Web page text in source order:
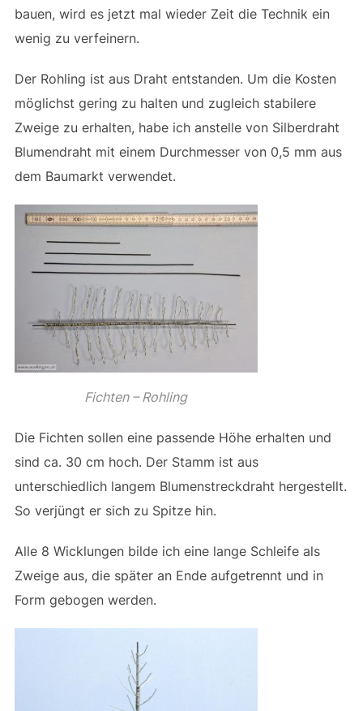
bauen, wird es jetzt mal wieder Zeit die Technik ein
wenig zu verfeinern.
Der Rohling ist aus Draht entstanden. Um die Kosten
möglichst gering zu halten und zugleich stabilere
Zweige zu erhalten, habe ich anstelle von Silberdraht
Blumendraht mit einem Durchmesser von 0,5 mm aus
dem Baumarkt verwendet.
Fichten – Rohling
Die Fichten sollen eine passende Höhe erhalten und
sind ca. 30 cm hoch. Der Stamm ist aus
unterschiedlich langem Blumenstreckdraht hergestellt.
So verjüngt er sich zu Spitze hin.
Alle 8 Wicklungen bilde ich eine lange Schleife als
Zweige aus, die später an Ende aufgetrennt und in
Form gebogen werden.